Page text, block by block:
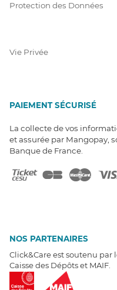
Protection des Données
Vie Privée
PAIEMENT SÉCURISÉ
La collecte de vos
et assurée par Mangopay,
Banque de France.
NOS PARTENAIRES
Click&Care est soutenu par
Caisse des Dépôts et MAIF.